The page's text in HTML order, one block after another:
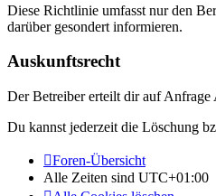
Diese Richtlinie umfasst nur den
darüber gesondert informieren.
Auskunftsrecht
Der Betreiber erteilt dir auf Anfrage
Du kannst jederzeit die Löschung
Foren-Übersicht
Alle Zeiten sind UTC+01:00